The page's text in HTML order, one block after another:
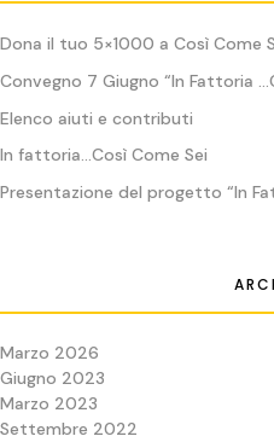
Dona il tuo 5×1000 a Così Come
Convegno 7 Giugno “In Fattoria
Elenco aiuti e contributi
In fattoria…Così Come Sei
Presentazione del progetto “In
Marzo 2026
Giugno 2023
Marzo 2023
Settembre 2022